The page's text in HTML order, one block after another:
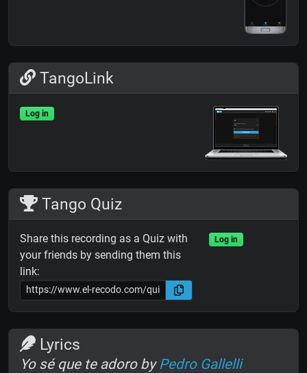
TangoLink
Log in
Tango Quiz
Share this recording as a Quiz with
your friends by sending them this
link:
Log in
Lyrics
Yo sé que te adoro byPedro Gallelli